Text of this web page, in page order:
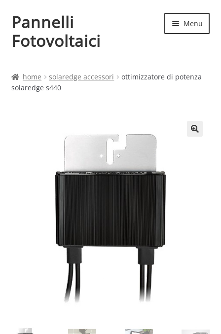
Vai
alla
navigazione
Vai
al
contenuto
Pannelli
Fotovoltaici
Menu
Cart
Sample Page
home solaredge accessori
ottimizzatore di potenza
solaredge s440